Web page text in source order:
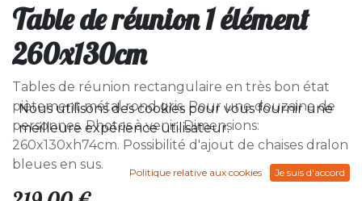
Table de réunion 1 élément
260x130cm
Tables de réunion rectangulaire en très bon état
piètement métal rond gris. Pour une douzaine de
personnes. Photos à venir. Dimensions:
260x130xh74cm. Possibilité d'ajout de chaises dralon
bleues en sus.
Nous utilisons des cookies pour vous fournir une
meilleure expérience utilisateur.
Politique relative aux cookies Je suis d'accord